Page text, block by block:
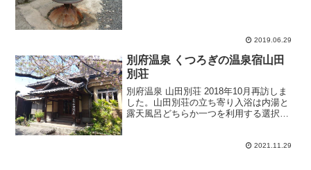
2019.06.29
別府温泉 くつろぎの温泉宿山田
別荘
別府温泉 山田別荘 2018年10月再訪しま
した。山田別荘の立ち寄り入浴は内湯と
露天風呂どちらか一つを利用する選択制
そうですが今回の露天風呂も利用者ごと
2021.11.29